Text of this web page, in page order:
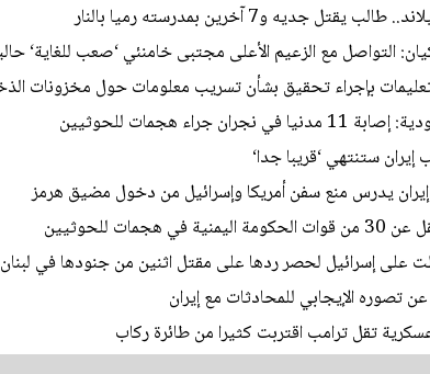
جديه و7 آخرين بمدرسته رميا بالنار
التواصل مع الزعيم الأعلى مجتبى خامنئي ‘صعب للغاية‘
بإجراء تحقيق بشأن تسريب معلومات حول مخزونات
جراء هجمات للحوثيين
ستنتهي ‘قريبا جدا‘
إيران يدرس منع سفن أمريكا وإسرائيل من دخول مضيق هرمز
للحوثيين
على إسرائيل لحصر ردها على مقتل اثنين من جنودها في
تصوره الإيجابي للمحادثات مع إيران
تقل ترامب اقتربت كثيرا من طائرة ركاب